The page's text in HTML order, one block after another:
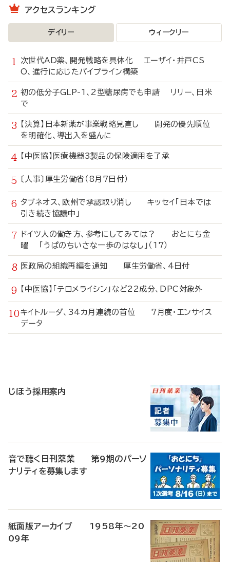
アクセスランキング
デイリー ウィークリー
次世代AD薬、開発戦略を具体化 エーザイ・井戸CS
O、進行に応じたパイプライン構築
初の低分子GLP-1、2型糖尿病でも申請 リリー、日米
で
【決算】日本新薬が事業戦略見直し 開発の優先順位
を明確化、導出入を盛んに
【中医協】医療機器3製品の保険適用を了承
〔人事〕厚生労働省（8月7日付）
タブネオス、欧州で承認取り消し キッセイ「日本では
引き続き協議中」
ドイツ人の働き方、参考にしてみては？ おとにち金
曜 「うぱのちいさな一歩のはなし」（17）
医政局の組織再編を通知 厚生労働省、4日付
【中医協】「テロメライシン」など22成分、DPC対象外
キイトルーダ、34カ月連続の首位 7月度・エンサイス
データ
じほう採用案内
音で聴く日刊薬業 第9期のパーソ
ナリティを募集します
紙面版アーカイブ 1958年～20
09年